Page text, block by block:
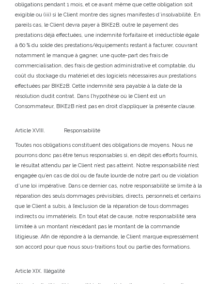
obligations pendant 1 mois, et ce avant même que cette obligation soit
exigible ou (iii) si le Client montre des signes manifestes d’insolvabilité. En
pareils cas, le Client devra payer à BIKE2B, outre le payement des
prestations déjà effectuées, une indemnité forfaitaire et irréductible égale
à 60 % du solde des prestations/équipements restant à facturer, couvrant
notamment le manque à gagner, une quote-part des frais de
commercialisation, des frais de gestion administrative et comptable, du
coût du stockage du matériel et des logiciels nécessaires aux prestations
effectuées par BIKE2B. Cette indemnité sera payable à la date de la
résolution dudit contrat. Dans l’hypothèse où le Client est un
Consommateur, BIKE2B n’est pas en droit d’appliquer la présente clause.
Article XVIII. Responsabilité
Toutes nos obligations constituent des obligations de moyens. Nous ne
pourrons donc pas être tenus responsables si, en dépit des efforts fournis,
le résultat attendu par le Client n’est pas atteint. Notre responsabilité n’est
engagée qu’en cas de dol ou de faute lourde de notre part ou de violation
d’une loi impérative. Dans ce dernier cas, notre responsabilité se limite à la
réparation des seuls dommages prévisibles, directs, personnels et certains
que le Client a subis, à l’exclusion de la réparation de tous dommages
indirects ou immatériels. En tout état de cause, notre responsabilité sera
limitée à un montant n’excédant pas le montant de la commande
litigieuse. Afin de répondre à la demande, le Client marque expressément
son accord pour que nous sous-traitions tout ou partie des formations.
Article XIX. Illégalité